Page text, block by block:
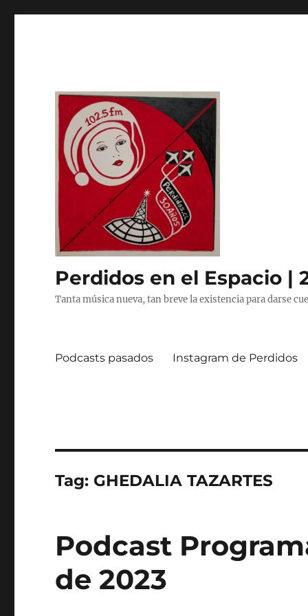
Perdidos en el Espacio |
Tanta música nueva, tan breve la existencia para darse
Podcasts pasados Instagram de Perdidos
Tag: GHEDALIA TAZARTES
Podcast
de 2023